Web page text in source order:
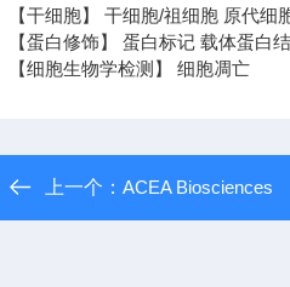
【干细胞】 干细胞/祖细胞 原代细
【蛋白修饰】 蛋白标记 载体蛋白
【细胞生物学检测】 细胞凋亡
上一个：ACEA Biosciences